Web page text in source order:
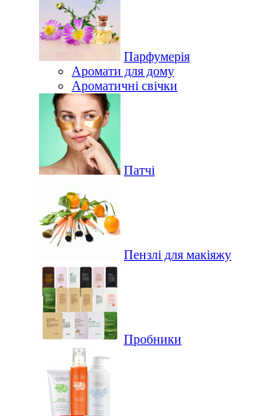
Парфумерія
Аромати для дому
Ароматичні свічки
Патчі
Пензлі для макіяжу
Пробники